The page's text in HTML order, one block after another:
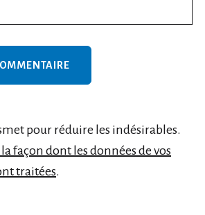
pour réduire les indésirables.
façon dont les données de vos
traitées.